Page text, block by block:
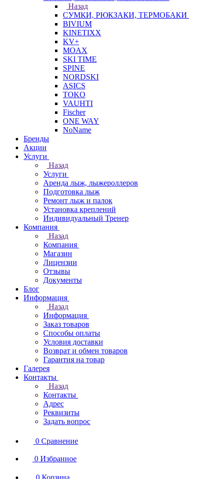
Назад
СУМКИ, РЮКЗАКИ, ТЕРМОБАКИ
BIVIUM
KINETIXX
KV+
MOAX
SKI TIME
SPINE
NORDSKI
ASICS
TOKO
VAUHTI
Fischer
ONE WAY
NoName
Бренды
Акции
Услуги
Назад
Услуги
Аренда лыж, лыжероллеров
Подготовка лыж
Ремонт лыж и палок
Установка креплений
Индивидуальный Тренер
Компания
Назад
Компания
Магазин
Лицензии
Отзывы
Документы
Блог
Информация
Назад
Информация
Заказ товаров
Способы оплаты
Условия доставки
Возврат и обмен товаров
Гарантия на товар
Галерея
Контакты
Назад
Контакты
Адрес
Реквизиты
Задать вопрос
0 Сравнение
0 Избранное
0 Корзина